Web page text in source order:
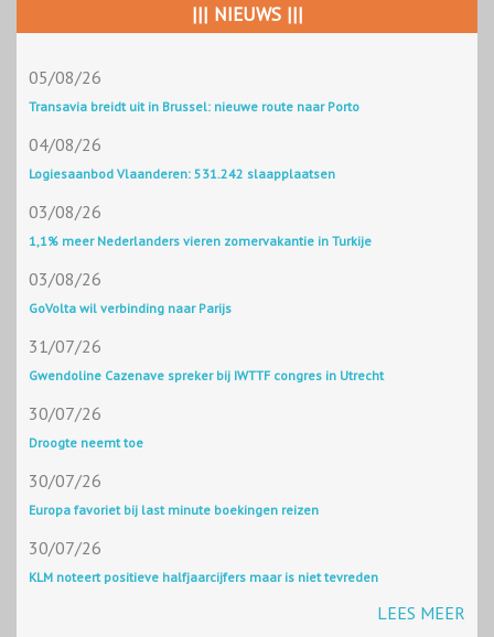
||| NIEUWS |||
05/08/26
Transavia breidt uit in Brussel: nieuwe route naar Porto
04/08/26
Logiesaanbod Vlaanderen: 531.242 slaapplaatsen
03/08/26
1,1% meer Nederlanders vieren zomervakantie in Turkije
03/08/26
GoVolta wil verbinding naar Parijs
31/07/26
Gwendoline Cazenave spreker bij IWTTF congres in Utrecht
30/07/26
Droogte neemt toe
30/07/26
Europa favoriet bij last minute boekingen reizen
30/07/26
KLM noteert positieve halfjaarcijfers maar is niet tevreden
LEES MEER